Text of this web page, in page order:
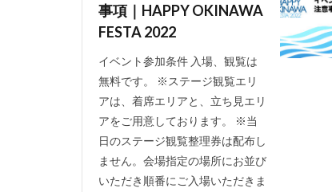
事項｜HAPPY OKINAWA
FESTA 2022
イベント参加条件 入場、観覧は
無料です。 ※ステージ観覧エリ
アは、着席エリアと、立ち見エリ
アをご用意しております。 ※当
日のステージ観覧整理券は配布し
ません。会場指定の場所にお並び
いただき順番にご入場いただきま